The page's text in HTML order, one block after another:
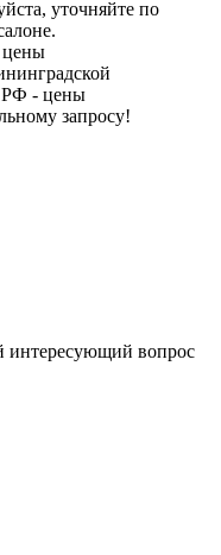
уточняйте по
цены
РФ - цены
запросу!
интересующий вопрос